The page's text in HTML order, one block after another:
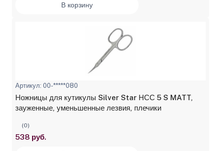
В корзину
Артикул: 00-*****080
Ножницы для кутикулы Silver Star НСС 5 S MATT,
зауженные, уменьшенные лезвия, плечики
(0)
538 руб.